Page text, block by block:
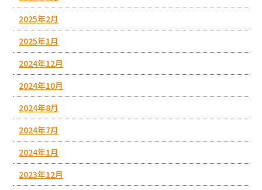
2025年2月
2025年1月
2024年12月
2024年10月
2024年8月
2024年7月
2024年1月
2023年12月